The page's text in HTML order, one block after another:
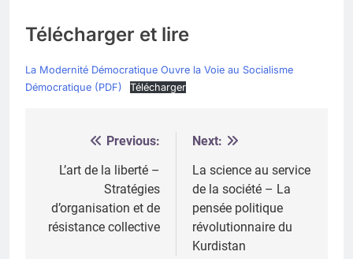
Télécharger et lire
La Modernité Démocratique Ouvre la Voie au Socialisme
Démocratique (PDF)
Télécharger
Navigation
de
l’article
Previous:
L’art de la liberté –
Stratégies
d’organisation et de
résistance collective
Next:
La science au service
de la société – La
pensée politique
révolutionnaire du
Kurdistan